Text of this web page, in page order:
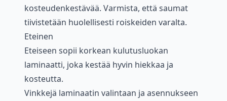
kosteudenkestävää. Varmista, että saumat
tiivistetään huolellisesti roiskeiden varalta.
Eteinen
Eteiseen sopii korkean kulutusluokan
laminaatti, joka kestää hyvin hiekkaa ja
kosteutta.
Vinkkejä laminaatin valintaan ja asennukseen